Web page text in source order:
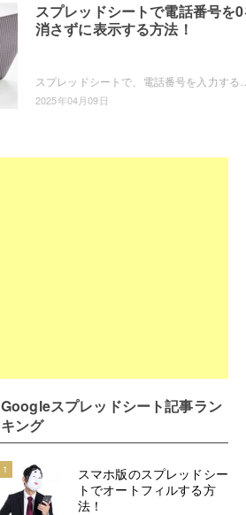
スプレッドシートで電話番号を
消さずに表示する方法！
2025年04月09日
Googleスプレッドシート記事ラン
キング
1
スマホ版のスプレッドシー
トでオートフィルする方
法！